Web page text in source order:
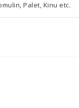
Palet, Kinu etc.
som följetråd